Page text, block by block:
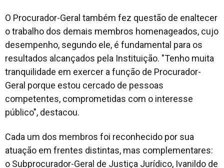
O Procurador-Geral também fez questão de enaltecer
o trabalho dos demais membros homenageados, cujo
desempenho, segundo ele, é fundamental para os
resultados alcançados pela Instituição. "Tenho muita
tranquilidade em exercer a função de Procurador-
Geral porque estou cercado de pessoas
competentes, comprometidas com o interesse
público", destacou.
Cada um dos membros foi reconhecido por sua
atuação em frentes distintas, mas complementares:
o Subprocurador-Geral de Justiça Jurídico, Ivanildo de